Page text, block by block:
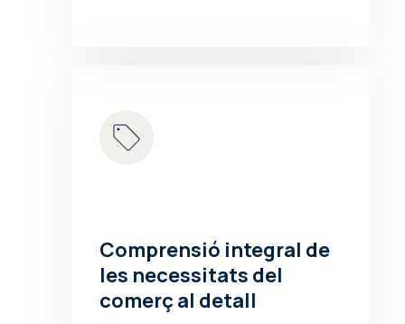
Comprensió integral de
les necessitats del
comerç al detall